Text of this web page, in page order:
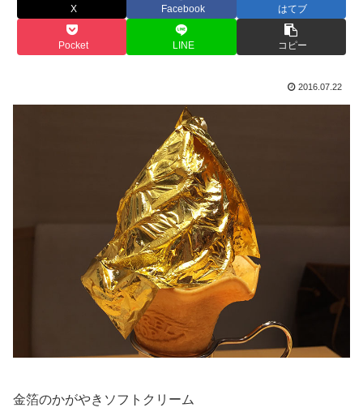
X Facebook はてブ
Pocket LINE コピー
2016.07.22
金箔のかがやきソフトクリーム